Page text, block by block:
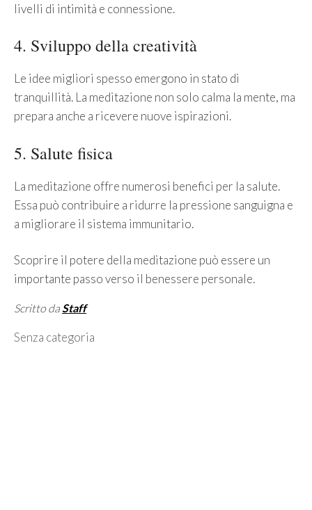
livelli di intimità e connessione.
4. Sviluppo della creatività
Le idee migliori spesso emergono in stato di
tranquillità. La meditazione non solo calma la mente, ma
prepara anche a ricevere nuove ispirazioni.
5. Salute fisica
La meditazione offre numerosi benefici per la salute.
Essa può contribuire a ridurre la pressione sanguigna e
a migliorare il sistema immunitario.
Scoprire il potere della meditazione può essere un
importante passo verso il benessere personale.
Scritto daStaff
Categorie
Senza categoria